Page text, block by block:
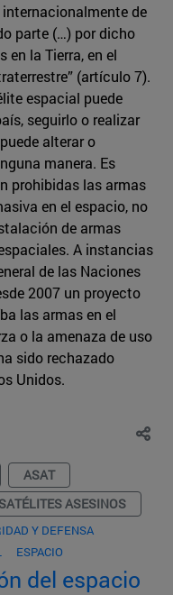
de
parte (…) por dicho
en la Tierra, en el
(artículo 7).
espacial puede
seguirlo o realizar
alterar o
manera. Es
prohibidas las armas
en el espacio, no
de armas
A instancias
de las Naciones
2007 un proyecto
las armas en el
o la amenaza de uso
sido rechazado
Unidos.
ASAT
SATÉLITES ASESINOS
Y DEFENSA
ESPACIO
del espacio